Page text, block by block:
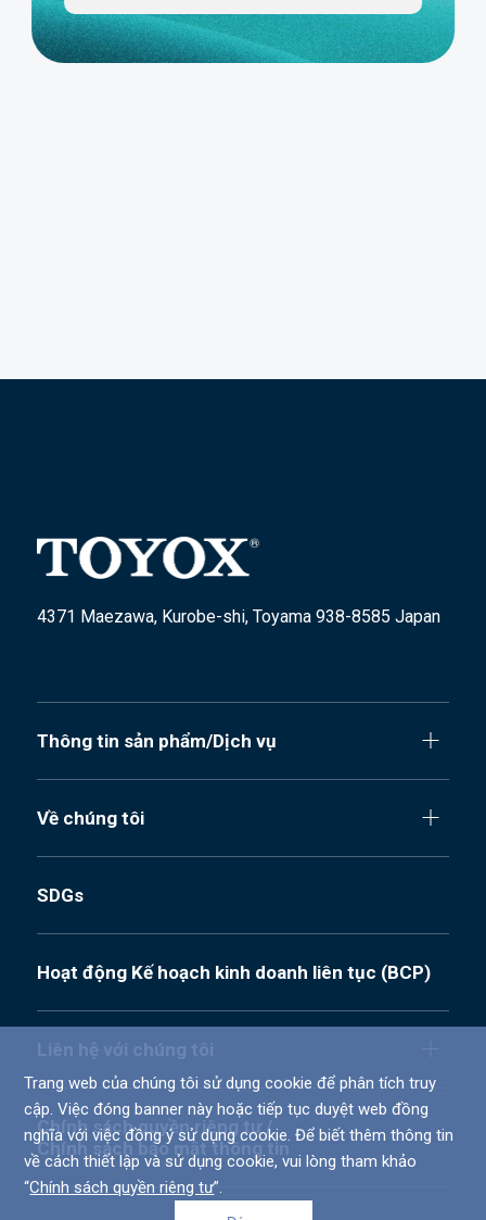
Trang web của chúng tôi sử dụng cookie để phân tích truy
cập. Việc đóng banner này hoặc tiếp tục duyệt web đồng
nghĩa với việc đồng ý sử dụng cookie. Để biết thêm thông tin
về cách thiết lập và sử dụng cookie, vui lòng tham khảo
“Chính sách quyền riêng tư”.
4371 Maezawa, Kurobe-shi, Toyama 938-8585 Japan
Thông tin sản phẩm/Dịch vụ
Về chúng tôi
SDGs
Hoạt động Kế hoạch kinh doanh liên tục (BCP)
Liên hệ với chúng tôi
Chính sách quyền riêng tư /
Chính sách bảo mật thông tin